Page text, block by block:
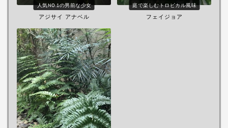
人気NO.1の男前な少女
アジサイ アナベル
庭で楽しむトロピカル風味
フェイジョア